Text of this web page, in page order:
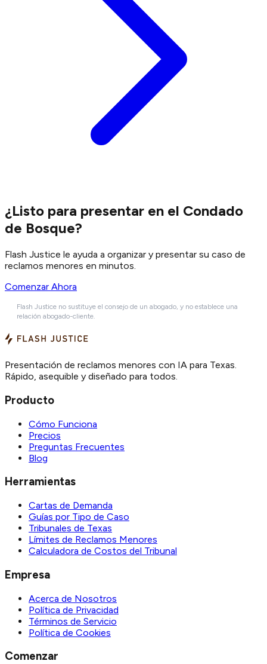
¿Listo para presentar en el Condado
de Bosque?
Flash Justice le ayuda a organizar y presentar su caso de
reclamos menores en minutos.
Comenzar Ahora
Flash Justice no sustituye el consejo de un abogado, y no establece una
relación abogado-cliente.
Presentación de reclamos menores con IA para Texas.
Rápido, asequible y diseñado para todos.
Producto
Cómo Funciona
Precios
Preguntas Frecuentes
Blog
Herramientas
Cartas de Demanda
Guías por Tipo de Caso
Tribunales de Texas
Límites de Reclamos Menores
Calculadora de Costos del Tribunal
Empresa
Acerca de Nosotros
Política de Privacidad
Términos de Servicio
Política de Cookies
Comenzar